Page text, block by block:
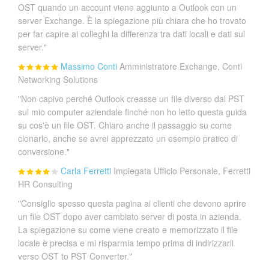
OST quando un account viene aggiunto a Outlook con un
server Exchange. È la spiegazione più chiara che ho trovato
per far capire ai colleghi la differenza tra dati locali e dati sul
server."
Massimo Conti Amministratore Exchange, Conti
Networking Solutions
"Non capivo perché Outlook creasse un file diverso dal PST
sul mio computer aziendale finché non ho letto questa guida
su cos'è un file OST. Chiaro anche il passaggio su come
clonarlo, anche se avrei apprezzato un esempio pratico di
conversione."
Carla Ferretti Impiegata Ufficio Personale, Ferretti
HR Consulting
"Consiglio spesso questa pagina ai clienti che devono aprire
un file OST dopo aver cambiato server di posta in azienda.
La spiegazione su come viene creato e memorizzato il file
locale è precisa e mi risparmia tempo prima di indirizzarli
verso OST to PST Converter."